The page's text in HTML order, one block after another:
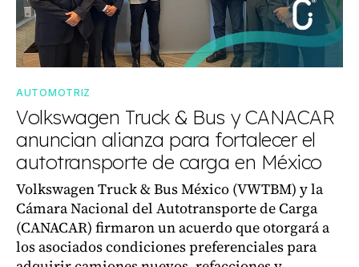
AUTOMOTRIZ
Volkswagen Truck & Bus y CANACAR
anuncian alianza para fortalecer el
autotransporte de carga en México
Volkswagen Truck & Bus México (VWTBM) y la
Cámara Nacional del Autotransporte de Carga
(CANACAR) firmaron un acuerdo que otorgará a
los asociados condiciones preferenciales para